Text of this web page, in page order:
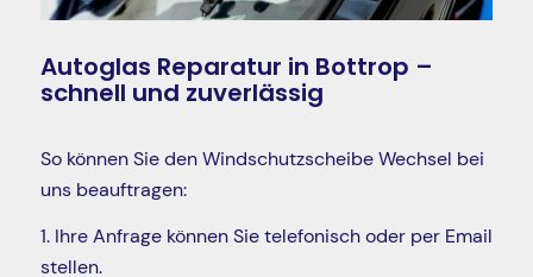
Autoglas Reparatur in Bottrop –
schnell und zuverlässig
So können Sie den Windschutzscheibe Wechsel bei
uns beauftragen:
1. Ihre Anfrage können Sie telefonisch oder per Email
stellen.